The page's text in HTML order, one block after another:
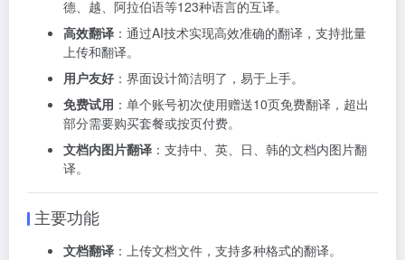
德、越、阿拉伯语等123种语言的互译。
高效翻译 ：通过AI技术实现高效准确的翻译，支持批量
上传和翻译。
用户友好 ：界面设计简洁明了，易于上手。
免费试用 ：单个账号初次使用赠送10页免费翻译，超出
部分需要购买套餐或按页付费。
文档内图片翻译 ：支持中、英、日、韩的文档内图片翻
译。
主要功能
文档翻译 ：上传文档文件，支持多种格式的翻译。